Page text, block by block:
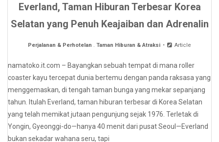
Everland, Taman Hiburan Terbesar Korea
Selatan yang Penuh Keajaiban dan Adrenalin
Perjalanan & Perhotelan .Taman Hiburan & Atraksi Article
namatoko.it.com – Bayangkan sebuah tempat di mana roller
coaster kayu tercepat dunia bertemu dengan panda raksasa yang
menggemaskan, di tengah taman bunga yang mekar sepanjang
tahun. Itulah Everland, taman hiburan terbesar di Korea Selatan
yang telah memikat jutaan pengunjung sejak 1976. Terletak di
Yongin, Gyeonggi-do—hanya 40 menit dari pusat Seoul—Everland
bukan sekadar wahana seru, tapi